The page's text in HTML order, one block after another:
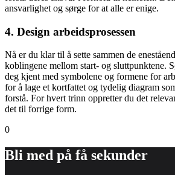
ansvarlighet og sørge for at alle er enige.
4. Design arbeidsprosessen
Nå er du klar til å sette sammen de
koblingene mellom start- og sluttpunktene.
deg kjent med symbolene og formene for
for å lage et kortfattet og tydelig diagram
forstå. For hvert trinn oppretter du det
det til forrige form.
0
Bli med på få sekunder